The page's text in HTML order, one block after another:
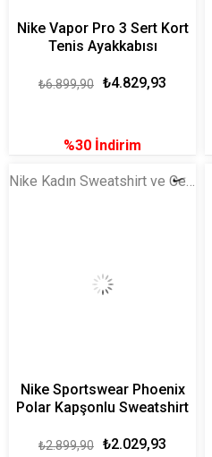
Nike Vapor Pro 3 Sert Kort
Tenis Ayakkabısı
₺4.829,93
₺6.899,90
%30 İndirim
Nike Kadın Sweatshirt ve Ceket
Nike Sportswear Phoenix
Polar Kapşonlu Sweatshirt
₺2.029,93
₺2.899,90